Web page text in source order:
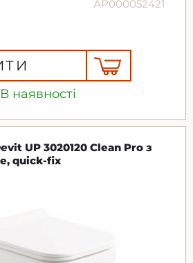
В наявності
АР000052421
UP 3020120 Clean Pro з
quick-fix